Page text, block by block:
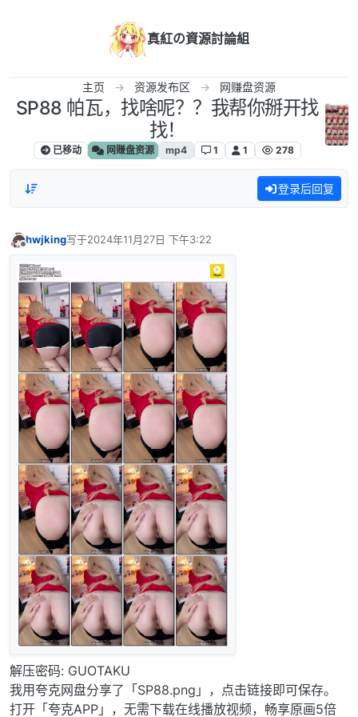
真紅の資源討論組
主页 资源发布区 网赚盘资源
SP88 帕瓦，找啥呢？？我帮你掰开找
找！
已移动 网赚盘资源 mp4 1 1 278
登录后回复
hwjking写于2024年11月27日 下午3:22
最后由 编辑
解压密码: GUOTAKU
我用夸克网盘分享了「SP88.png」，点击链接即可保存。
打开「夸克APP」，无需下载在线播放视频，畅享原画5倍